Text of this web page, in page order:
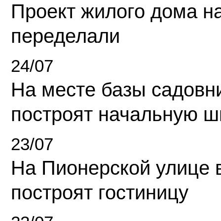
Проект жилого дома
переделали
24/07
На месте базы
построят начальную
23/07
На Пионерской улице
построят гостиницу